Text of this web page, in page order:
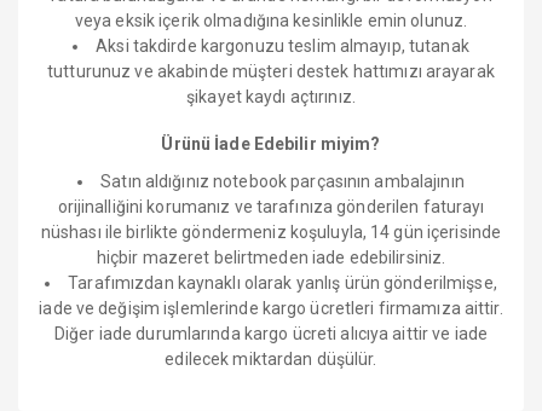
veya eksik içerik olmadığına kesinlikle emin olunuz.
Aksi takdirde kargonuzu teslim almayıp, tutanak
tutturunuz ve akabinde müşteri destek hattımızı arayarak
şikayet kaydı açtırınız.
Ürünü İade Edebilir miyim?
Satın aldığınız notebook parçasının ambalajının
orijinalliğini korumanız ve tarafınıza gönderilen faturayı
nüshası ile birlikte göndermeniz koşuluyla, 14 gün içerisinde
hiçbir mazeret belirtmeden iade edebilirsiniz.
Tarafımızdan kaynaklı olarak yanlış ürün gönderilmişse,
iade ve değişim işlemlerinde kargo ücretleri firmamıza aittir.
Diğer iade durumlarında kargo ücreti alıcıya aittir ve iade
edilecek miktardan düşülür.